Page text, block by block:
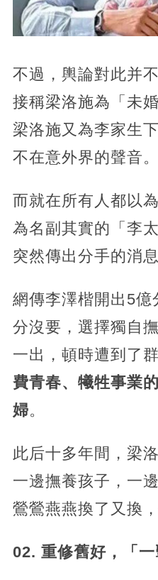
不過，輿論對此并
接稱梁洛施為「未
梁洛施又為李家生
不在意外界的聲音。
而就在所有人都以
為名副其實的「李
突然傳出分手的消
網傳李澤楷開出5億
分沒要，選擇獨自
一出，頓時遭到了群
費青春、犧牲事業
婦。
此后十多年間，梁
一邊撫養孩子，一
鶯鶯燕燕換了又換
02. 重修舊好，「